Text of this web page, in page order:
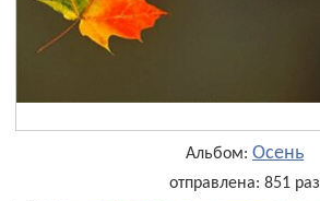
Альбом: Осень
отправлена: 851 раз